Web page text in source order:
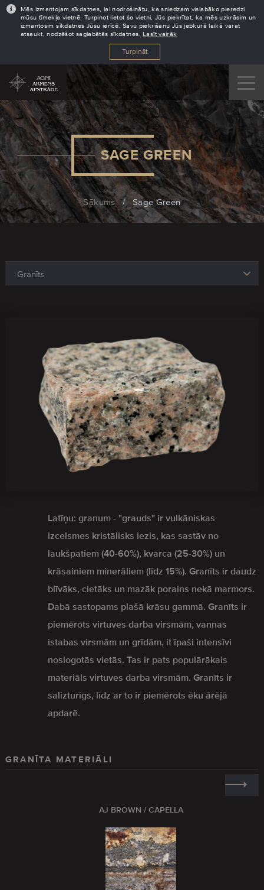
Mēs izmantojam sīkdatnes, lai nodrošinātu, ka sniedzam vislabāko pieredzi
mūsu tīmekļa vietnē. Turpinot lietot šo vietni, Jūs piekrītat, ka mēs uzkrāsim un
izmantosim sīkdatnes Jūsu ierīcē. Savu piekrišanu Jūs jebkurā laikā varat
atsaukt, nodzēšot saglabātās sīkdatnes. Lasīt vairāk
Turpināt
SAGE GREEN
Sākums / Sage Green
Latīņu: granum - "grauds" ir vulkāniskas
izcelsmes kristālisks iezis, kas sastāv no
laukšpatiem (40-60%), kvarca (25-30%) un
krāsainiem minerāliem (līdz 15%). Granīts ir daudz
blīvāks, cietāks un mazāk porains nekā marmors.
Dabā sastopams plašā krāsu gammā. Granīts ir
piemērots virtuves darba virsmām, vannas
istabas virsmām un grīdām, it īpaši intensīvi
noslogotās vietās. Tas ir pats populārākais
materiāls virtuves darba virsmām. Granīts ir
salizturīgs, līdz ar to ir piemērots ēku ārējā
apdarē.
GRANĪTA MATERIĀLI
AJ BROWN / CAPELLA